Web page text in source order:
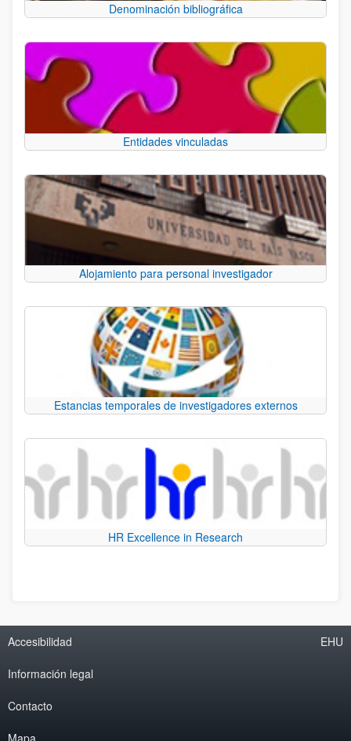
Denominación bibliográfica
Entidades vinculadas
Alojamiento para personal investigador
Estancias temporales de investigadores externos
HR Excellence in Research
Accesibilidad
Información legal
Contacto
EHU